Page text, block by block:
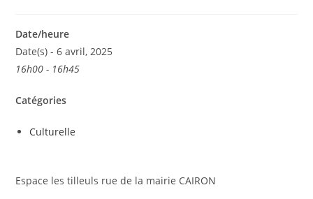
Date/heure
Date(s) - 6 avril, 2025
16h00 - 16h45
Catégories
Culturelle
Espace les tilleuls rue de la mairie CAIRON